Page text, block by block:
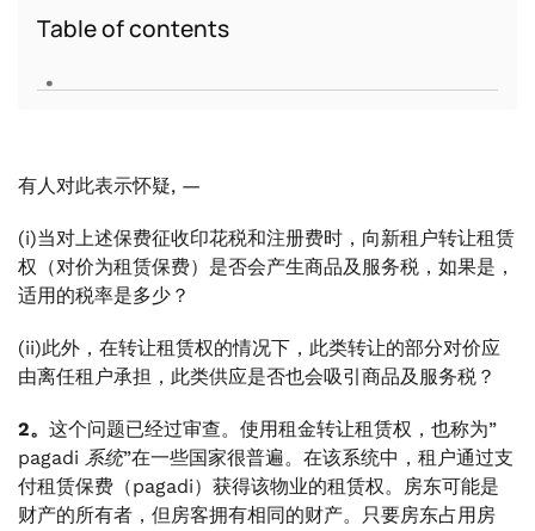
Table of contents
.
有人对此表示怀疑, —
(i)当对上述保费征收印花税和注册费时，向新租户转让租赁
权（对价为租赁保费）是否会产生商品及服务税，如果是，
适用的税率是多少？
(ii)此外，在转让租赁权的情况下，此类转让的部分对价应
由离任租户承担，此类供应是否也会吸引商品及服务税？
2。 这个问题已经过审查。使用租金转让租赁权，也称为”
pagadi 系统”在一些国家很普遍。在该系统中，租户通过支
付租赁保费（pagadi）获得该物业的租赁权。房东可能是
财产的所有者，但房客拥有相同的财产。只要房东占用房